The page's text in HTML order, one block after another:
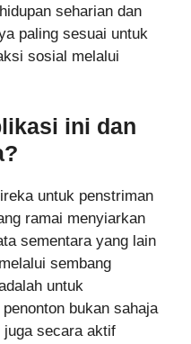
seharian dan
paling sesuai untuk
sosial melalui
ini dan
untuk penstriman
ramai menyiarkan
sementara yang lain
sembang
untuk
bukan sahaja
juga secara aktif